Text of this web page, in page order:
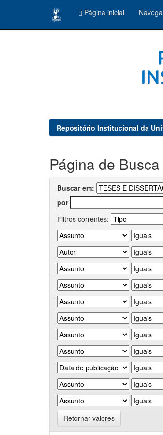
Página inicial
Repositório Institucional da
Página de Busca
Buscar em:
por
Filtros correntes:
Retornar valores